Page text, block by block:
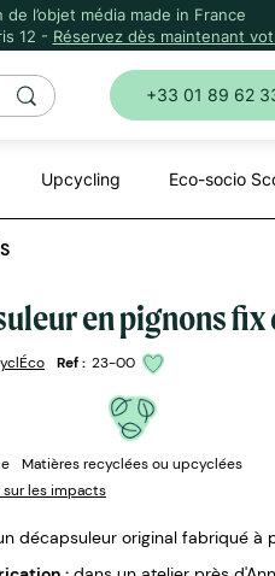
l’objet média made in France
12 - Réservez dès maintenant
+33 01 89 62
Upcycling Eco-socio
en pignons fix
Ref : 23-00
Matières recyclées ou upcyclées
sur les impacts
décapsuleur original fabriqué